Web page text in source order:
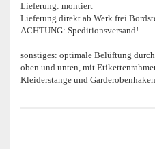
Lieferung: montiert
Lieferung direkt ab Werk frei
ACHTUNG: Speditionsversand!
sonstiges: optimale Belüftung
oben und unten, mit
Kleiderstange und Garderobenhaken